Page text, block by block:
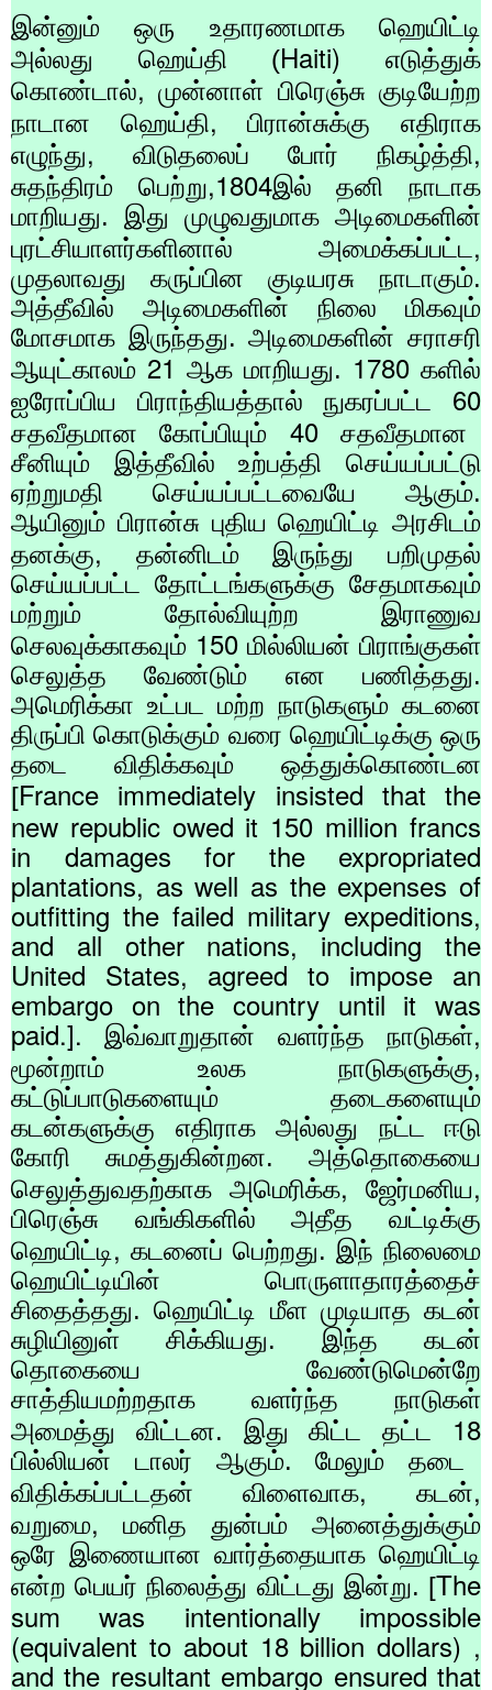
இன்னும் ஒரு உதாரணமாக ஹெயிட்டி
அல்லது ஹெய்தி (Haiti)எடுத்துக்
கொண்டால்,முன்னாள் பிரெஞ்சு குடியேற்ற
நாடான ஹெய்தி,பிரான்சுக்கு எதிராக
எழுந்து, விடுதலைப் போர் நிகழ்த்தி,
சுதந்திரம் பெற்று,1804இல் தனி நாடாக
மாறியது. இது முழுவதுமாக அடிமைகளின்
புரட்சியாளர்களினால் அமைக்கப்பட்ட ,
முதலாவது கருப்பின குடியரசு நாடாகும்.
அத்தீவில் அடிமைகளின் நிலை மிகவும்
மோசமாக இருந்தது. அடிமைகளின் சராசரி
ஆயுட்காலம் 21 ஆக மாறியது. 1780 களில்
ஐரோப்பிய பிராந்தியத்தால் நுகரப்பட்ட 60
சதவீதமான கோப்பியும் 40சதவீதமான
சீனியும் இத்தீவில் உற்பத்தி செய்யப்பட்டு
ஏற்றுமதி செய்யப்பட்டவையே ஆகும்.
ஆயினும் பிரான்சு புதிய ஹெயிட்டி அரசிடம்
தனக்கு,
தன்னிடம் இருந்து பறிமுதல்
செய்யப்பட்ட தோட்டங்களுக்கு சேதமாகவும்
மற்றும் தோல்வியுற்ற இராணுவ
செலவுக்காகவும் 150 மில்லியன் பிராங்குகள்
செலுத்த வேண்டும் என பணித்தது.
அமெரிக்கா உட்பட மற்ற நாடுகளும் கடனை
திருப்பி கொடுக்கும் வரை ஹெயிட்டிக்கு ஒரு
தடை விதிக்கவும் ஒத்துக்கொண்டன
[France immediately insisted that the
new republic owed it 150 million francs
in damages for the expropriated
plantations, as well as the expenses of
outfitting the failed military expeditions,
and all other nations, including the
United States, agreed to impose an
embargo on the country until it was
paid.]. இவ்வாறுதான் வளர்ந்த நாடுகள்,
மூன்றாம் உலக நாடுகளுக்கு,
கட்டுப்பாடுகளையும் தடைகளையும்
கடன்களுக்கு எதிராக அல்லது நட்ட ஈடு
கோரி சுமத்துகின்றன. அத்தொகையை
செலுத்துவதற்காக அமெரிக்க, ஜேர்மனிய,
பிரெஞ்சு வங்கிகளில் அதீத வட்டிக்கு
ஹெயிட்டி, கடனைப் பெற்றது. இந் நிலைமை
ஹெயிட்டியின் பொருளாதாரத்தைச்
சிதைத்தது. ஹெயிட்டி மீள முடியாத கடன்
சுழியினுள் சிக்கியது. இந்த கடன்
தொகையை வேண்டுமென்றே
சாத்தியமற்றதாக வளர்ந்த நாடுகள்
அமைத்து விட்டன. இது கிட்ட தட்ட 18
பில்லியன் டாலர் ஆகும். மேலும் தடை
விதிக்கப்பட்டதன் விளைவாக, கடன்,
வறுமை,
மனித துன்பம் அனைத்துக்கும்
ஒரே இணையான வார்த்தையாக ஹெயிட்டி
என்ற பெயர் நிலைத்து விட்டது இன்று. [The
sum was intentionally impossible
(equivalent to about 18 billion dollars) ,
and the resultant embargo ensured that